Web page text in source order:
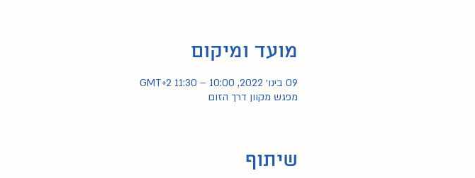
מועד ומיקום
09 בינו׳ 2022, 10:00 – 11:30 GMT‎+2‎
מפגש מקוון דרך הזום
שיתוף